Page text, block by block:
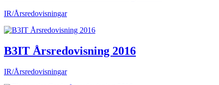
IR/Årsredovisningar
B3IT Årsredovisning 2016
IR/Årsredovisningar